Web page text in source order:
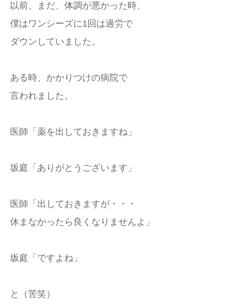
以前、まだ、体調が悪かった時、
僕はワンシーズに1回は過労で
ダウンしていました。
ある時、かかりつけの病院で
言われました。
医師「薬を出しておきますね」
坂庭「ありがとうございます」
医師「出しておきますが・・・
休まなかったら良くなりませんよ」
坂庭「ですよね」
と（苦笑）